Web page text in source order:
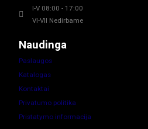
I-V 08:00 - 17:00
VI-VII Nedirbame
Naudinga
Paslaugos
Katalogas
Kontaktai
Privatumo politika
Pristatymo informacija